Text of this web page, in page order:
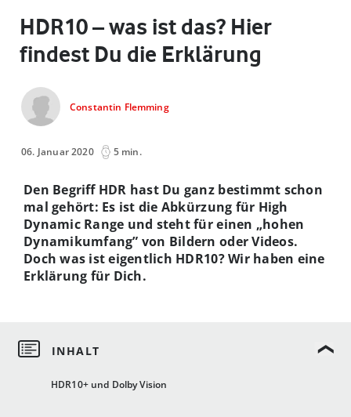
HDR10 – was ist das? Hier
findest Du die Erklärung
Constantin Flemming
06. Januar 2020 5 min.
HDR10+ und Dolby Vision
Den Begriff HDR hast Du ganz bestimmt schon
mal gehört: Es ist die Abkürzung für High
Dynamic Range und steht für einen „hohen
Dynamikumfang” von Bildern oder Videos.
Doch was ist eigentlich HDR10? Wir haben eine
Erklärung für Dich.